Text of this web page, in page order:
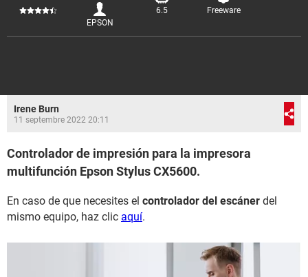
EPSON
6.5 Freeware
Irene Burn
11 septembre 2022 20:11
Controlador de impresión para la impresora
multifunción Epson Stylus CX5600.
En caso de que necesites el controlador del escáner del
mismo equipo, haz clic aquí.